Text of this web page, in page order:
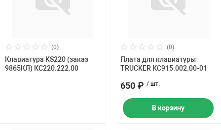
(0)
Клавиатура KS220 (заказ
9865КЛ) КС220.222.00
(0)
Плата для клавиатуры
TRUCKER КС915.002.00-01
650 ₽ / шт.
В корзину